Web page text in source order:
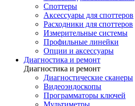
Споттеры
Аксессуары для споттеров
Расходники для споттеров
Измерительные системы
Профильные линейки
Опции и аксессуары
Диагностика и ремонт
Диагностика и ремонт
Диагностические сканеры
Видеоэндоскопы
Программаторы ключей
Мультиметры